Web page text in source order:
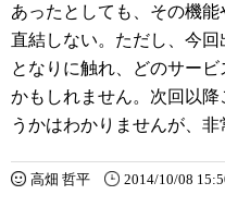
あったとしても、その機能
直結しない。ただし、今
となりに触れ、どのサー
かもしれません。次回以
うかはわかりませんが、非
高畑 哲平 2014/10/08